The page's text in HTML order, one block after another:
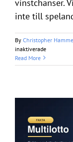
vinstchanser.
inte till
By Christopher
inaktiveradeför
på
fungerar
de
olika
Read More